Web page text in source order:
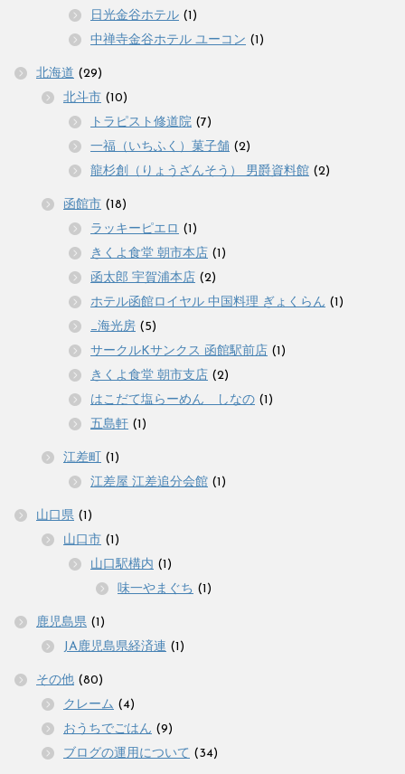
日光金谷ホテル (1)
中禅寺金谷ホテル ユーコン (1)
北海道 (29)
北斗市 (10)
トラピスト修道院 (7)
一福（いちふく）菓子舗 (2)
龍杉創（りょうざんそう） 男爵資料館 (2)
函館市 (18)
ラッキーピエロ (1)
きくよ食堂 朝市本店 (1)
函太郎 宇賀浦本店 (2)
ホテル函館ロイヤル 中国料理 ぎょくらん (1)
_海光房 (5)
サークルKサンクス 函館駅前店 (1)
きくよ食堂 朝市支店 (2)
はこだて塩らーめん しなの (1)
五島軒 (1)
江差町 (1)
江差屋 江差追分会館 (1)
山口県 (1)
山口市 (1)
山口駅構内 (1)
味一やまぐち (1)
鹿児島県 (1)
JA鹿児島県経済連 (1)
その他 (80)
クレーム (4)
おうちでごはん (9)
ブログの運用について (34)